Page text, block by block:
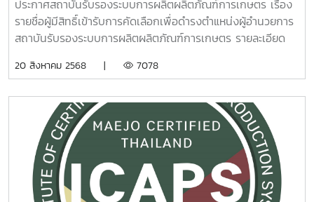
การเกษตร
ประกาศสถาบันรับรองระบบการผลิตผลิตภัณฑ์การเกษตร เรื่อง
รายชื่อผู้มีสิทธิ์เข้ารับการคัดเลือกเพื่อดำรงตำแหน่งผู้อำนวยการ
สถาบันรับรองระบบการผลิตผลิตภัณฑ์การเกษตร รายละเอียด
20 สิงหาคม 2568 | 7078